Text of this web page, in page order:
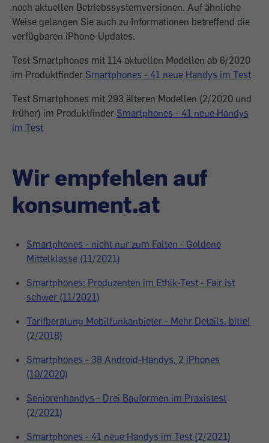
noch aktuellen Betriebssystemversionen. Auf ähnliche
Weise gelangen Sie auch zu Informationen betreffend die
verfügbaren iPhone-Updates.
Test Smartphones mit 114 aktuellen Modellen ab 6/2020
im Produktfinder Smartphones - 41 neue Handys im Test
Test Smartphones mit 293 älteren Modellen (2/2020 und
früher) im Produktfinder Smartphones - 41 neue Handys
im Test
Wir empfehlen auf
konsument.at
Smartphones - nicht nur zum Falten - Goldene
Mittelklasse (11/2021)
Smartphones: Produzenten im Ethik-Test - Fair ist
schwer (11/2021)
Tarifberatung Mobilfunkanbieter - Mehr Details, bitte!
(2/2018)
Smartphones - 38 Android-Handys, 2 iPhones
(10/2020)
Seniorenhandys - Drei Bauformen im Praxistest
(2/2021)
Smartphones - 41 neue Handys im Test (2/2021)